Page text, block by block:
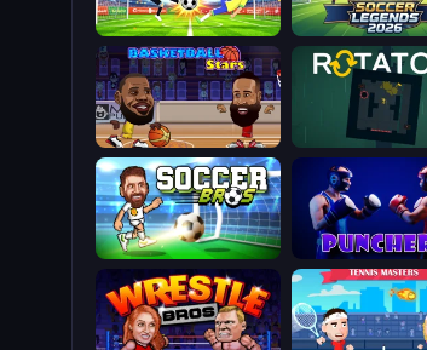
Soccer
Droll World Cup
Basketball Stars
Soccer Bros